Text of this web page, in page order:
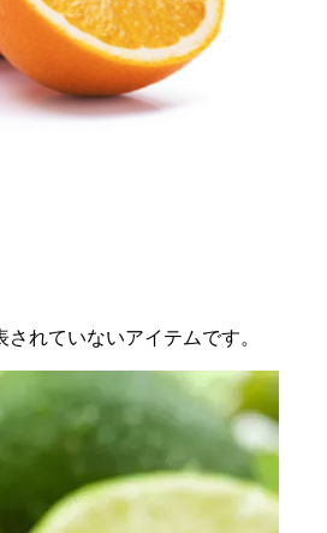
れていないアイテムです。